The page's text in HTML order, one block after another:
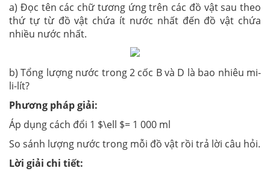
a) Đọc tên các chữ tương ứng trên các đồ vật sau theo
thứ tự từ đồ vật chứa ít nước nhất đến đồ vật chứa
nhiều nước nhất.
b) Tổng lượng nước trong 2 cốc B và D là bao nhiêu mi-
li-lít?
Phương pháp giải:
Áp dụng cách đổi 1 $\ell $= 1 000 ml
So sánh lượng nước trong mỗi đồ vật rồi trả lời câu hỏi.
Lời giải chi tiết: